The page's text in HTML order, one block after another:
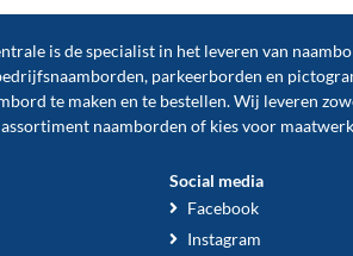
is de specialist in het leveren van
, parkeerborden en
te maken en te bestellen. Wij leveren
naamborden of kies voor
Social media
Facebook
Instagram